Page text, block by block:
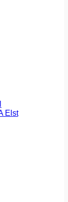
Elst